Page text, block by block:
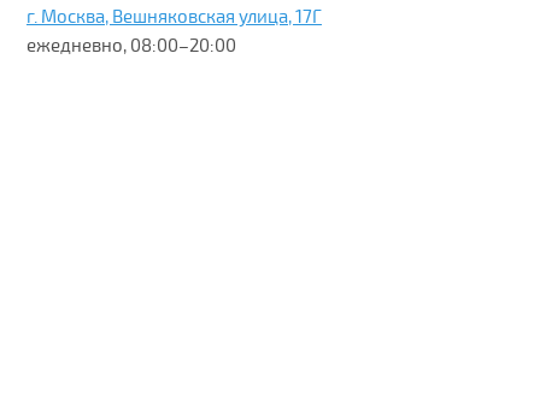
г. Москва, Вешняковская улица, 17Г
ежедневно, 08:00–20:00